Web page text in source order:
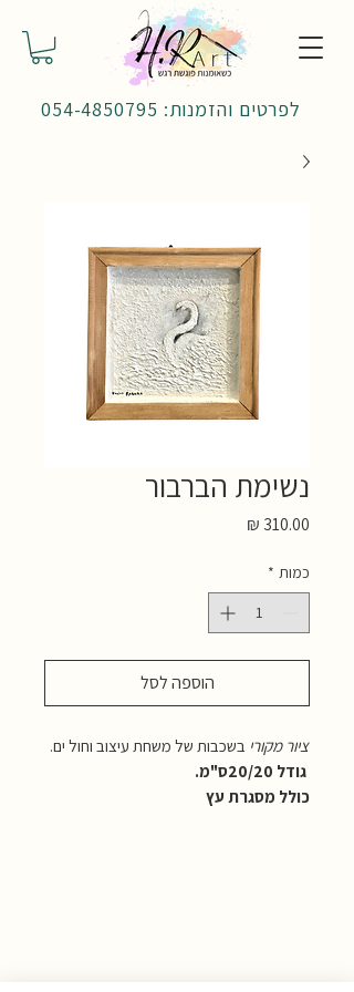
לפרטים והזמנות: 054-4850795
נשימת הברבור
כמות *
הוספה לסל
ציור מקורי בשכבות של משחת עיצוב וחול ים.
גודל 20/20ס"מ.
כולל מסגרת עץ